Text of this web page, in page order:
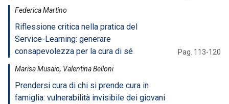
Federica Martino
Riflessione critica nella pratica del
Service-Learning: generare
consapevolezza per la cura di sé
Pag. 113-120
Marisa Musaio, Valentina Belloni
Prendersi cura di chi si prende cura in
famiglia: vulnerabilità invisibile dei giovani